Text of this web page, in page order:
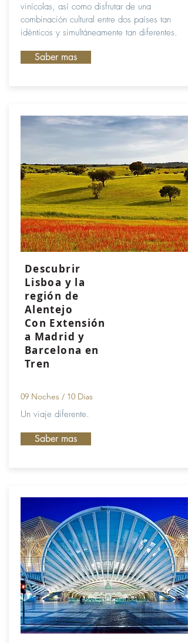
vinícolas, así como disfrutar de una
combinación cultural entre dos países tan
idénticos y simultáneamente tan diferentes.
Saber mas
Descubrir
Lisboa y la
región de
Alentejo
Con Extensión
a Madrid y
Barcelona en
Tren
09 Noches / 10 Dias
Un viaje diferente.
Saber mas